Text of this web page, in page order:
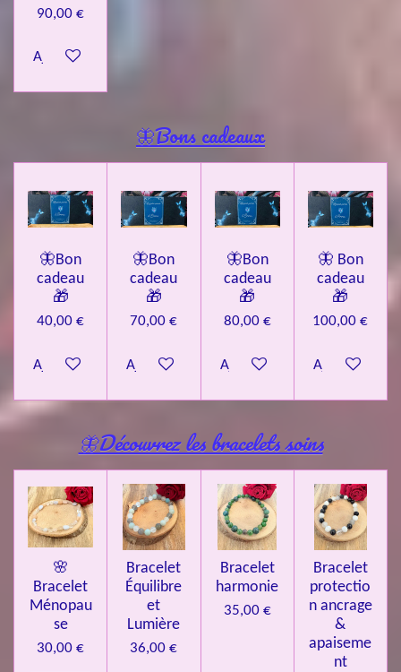
90,00 €
Ajouter au panier
🦋Bons cadeaux
🦋Bon
cadeau
🎁
40,00 €
Ajouter au panier
🦋Bon
cadeau
🎁
70,00 €
Ajouter au panier
🦋Bon
cadeau
🎁
80,00 €
Ajouter au panier
🦋 Bon
cadeau
🎁
100,00 €
Ajouter au
🦋Découvrez les bracelets soins
🌸
Bracelet
Ménopau
se
30,00 €
Bracelet
Équilibre
et
Lumière
36,00 €
Bracelet
harmonie
35,00 €
Bracelet
protectio
n ancrage
&
apaiseme
nt